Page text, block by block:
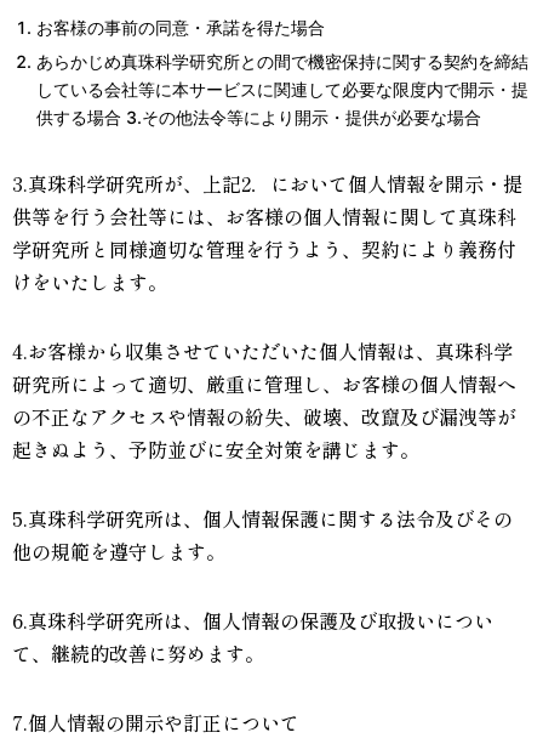
お客様の事前の同意・承諾を得た場合
あらかじめ真珠科学研究所との間で機密保持に関する契約を締結
している会社等に本サービスに関連して必要な限度内で開示・提
供する場合 3.その他法令等により開示・提供が必要な場合
3.真珠科学研究所が、上記2．において個人情報を開示・提
供等を行う会社等には、お客様の個人情報に関して真珠科
学研究所と同様適切な管理を行うよう、契約により義務付
けをいたします。
4.お客様から収集させていただいた個人情報は、真珠科学
研究所によって適切、厳重に管理し、お客様の個人情報へ
の不正なアクセスや情報の紛失、破壊、改竄及び漏洩等が
起きぬよう、予防並びに安全対策を講じます。
5.真珠科学研究所は、個人情報保護に関する法令及びその
他の規範を遵守します。
6.真珠科学研究所は、個人情報の保護及び取扱いについ
て、継続的改善に努めます。
7.個人情報の開示や訂正について